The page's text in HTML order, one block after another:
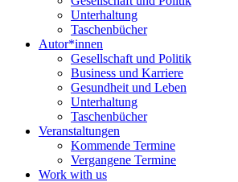
Unterhaltung
Taschenbücher
Autor*innen
Gesellschaft und Politik
Business und Karriere
Gesundheit und Leben
Unterhaltung
Taschenbücher
Veranstaltungen
Kommende Termine
Vergangene Termine
Work with us